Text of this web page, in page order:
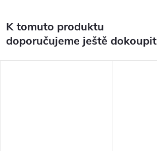
K tomuto produktu
doporučujeme ještě dokoupit